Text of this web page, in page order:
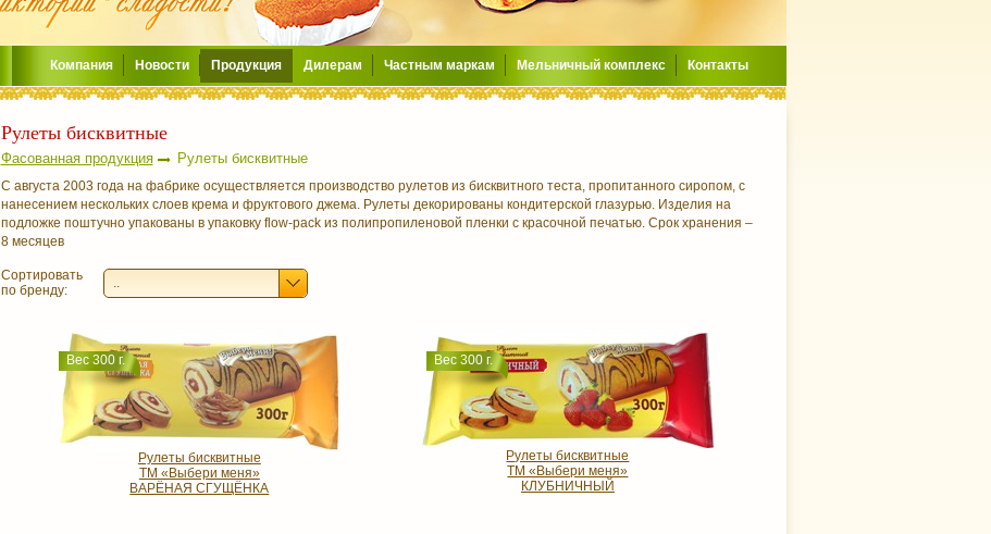
Компания Новости Продукция Дилерам Частным маркам Мельничный комплекс Контакты
Рулеты бисквитные
Фасованная продукция Рулеты бисквитные
С августа 2003 года на фабрике осуществляется производство рулетов из бисквитного теста, пропитанного сиропом, с
нанесением нескольких слоев крема и фруктового джема. Рулеты декорированы кондитерской глазурью. Изделия на
подложке поштучно упакованы в упаковку flow-pack из полипропиленовой пленки с красочной печатью. Срок хранения –
8 месяцев
Сортировать
по бренду:
Вес 300 г.
Рулеты бисквитные
ТМ «Выбери меня»
ВАРЁНАЯ СГУЩЁНКА
Вес 300 г.
Рулеты бисквитные
ТМ «Выбери меня»
КЛУБНИЧНЫЙ